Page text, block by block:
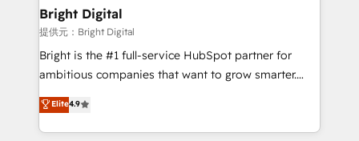
Partner 📆Founded in 1997
and chat agents, predictive automation, and smart
workflows • Salesforce + HubSpot integration •
RevOps and AI-driven sales enablement • Website
design and CMS development • ERP integration: SAP,
and CRM migration from any platform •
Client/member portals built on HubSpot • Custom
Bright Digital
提供元：Bright Digital
Bright is the #1 full-service HubSpot partner for
ambitious companies that want to grow smarter.
From HubSpot onboarding, to training, from
developing a new website to lead generation and
digital marketing; we do it all (and with great
Elite4.9